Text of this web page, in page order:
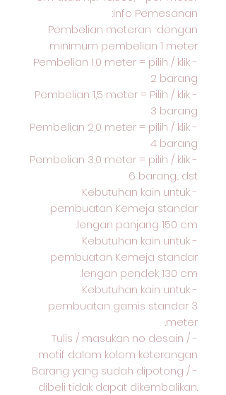
Info Pemesanan:
Pembelian meteran dengan
minimum pembelian 1 meter
- Pembelian 1,0 meter = pilih / klik
2 barang
- Pembelian 1,5 meter = Pilih / klik
3 barang
- Pembelian 2,0 meter = pilih / klik
4 barang
- Pembelian 3,0 meter = pilih / klik
6 barang... dst
- Kebutuhan kain untuk
pembuatan Kemeja standar
lengan panjang 150 cm.
- Kebutuhan kain untuk
pembuatan Kemeja standar
lengan pendek 130 cm.
- Kebutuhan kain untuk
pembuatan gamis standar 3
meter.
- Tulis / masukan no desain /
motif dalam kolom keterangan
- Barang yang sudah dipotong /
dibeli tidak dapat dikembalikan.